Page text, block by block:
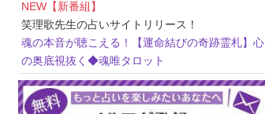
NEW【新番組】
笑理歌先生の占いサイトリリース！
魂の本音が聴こえる！【運命結びの奇跡霊札】心
の奥底視抜く◆魂唯タロット